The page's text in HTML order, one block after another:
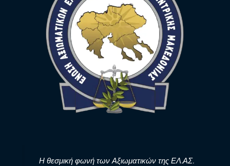
Η θεσμική φωνή των Αξιωματικών της ΕΛ.ΑΣ.